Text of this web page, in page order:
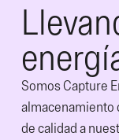
Somos Capture
almacenamiento
de calidad a